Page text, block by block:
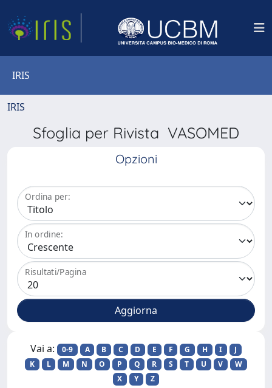
IRIS
IRIS
Sfoglia per Rivista VASOMED
Opzioni
Ordina per:
In ordine:
Risultati/Pagina
Vai a: 0-9 A B C D E F G H I
J
K
L M N O P Q R S T U V
W
X
Y Z